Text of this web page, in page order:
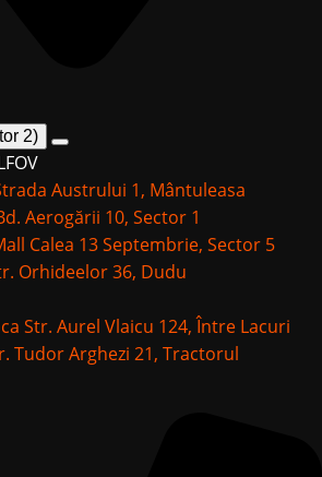
2)
Austrului 1, Mântuleasa
Aerogării 10, Sector 1
Calea 13 Septembrie, Sector 5
Orhideelor 36, Dudu
Str. Aurel Vlaicu 124, Între Lacuri
Tudor Arghezi 21, Tractorul